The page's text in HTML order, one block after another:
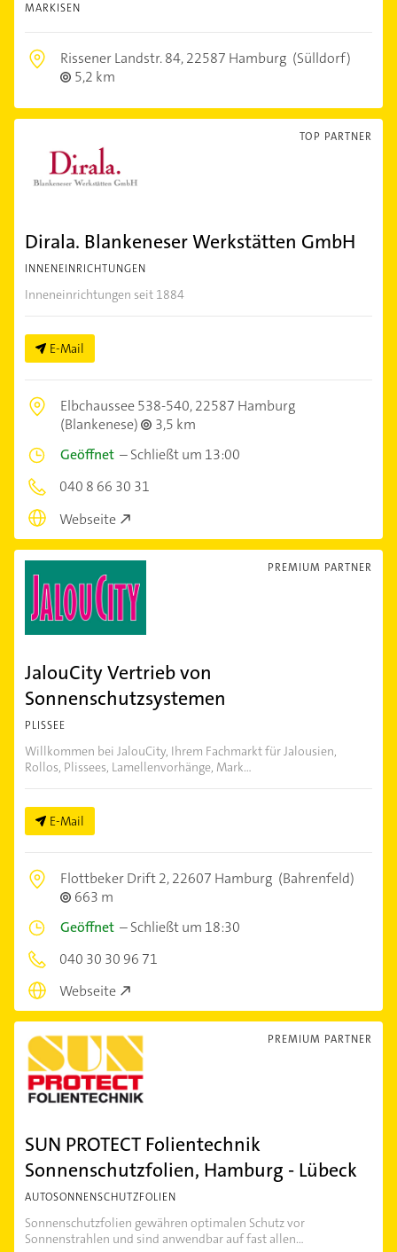
MARKISEN
Rissener Landstr. 84,22587 Hamburg (Sülldorf)
5,2 km
TOP PARTNER
Dirala. Blankeneser Werkstätten GmbH
INNENEINRICHTUNGEN
Inneneinrichtungen seit 1884
E-Mail
Elbchaussee 538-540,22587 Hamburg
(Blankenese)
3,5 km
Geöffnet –Schließt um 13:00
040 8 66 30 31
Webseite
PREMIUM PARTNER
JalouCity Vertrieb von
Sonnenschutzsystemen
PLISSEE
Willkommen bei JalouCity, Ihrem Fachmarkt für Jalousien,
Rollos, Plissees, Lamellenvorhänge, Mark...
E-Mail
Flottbeker Drift 2,22607 Hamburg (Bahrenfeld)
663 m
Geöffnet –Schließt um 18:30
040 30 30 96 71
Webseite
PREMIUM PARTNER
SUN PROTECT Folientechnik
Sonnenschutzfolien, Hamburg - Lübeck
AUTOSONNENSCHUTZFOLIEN
Sonnenschutzfolien gewähren optimalen Schutz vor
Sonnenstrahlen und sind anwendbar auf fast allen...